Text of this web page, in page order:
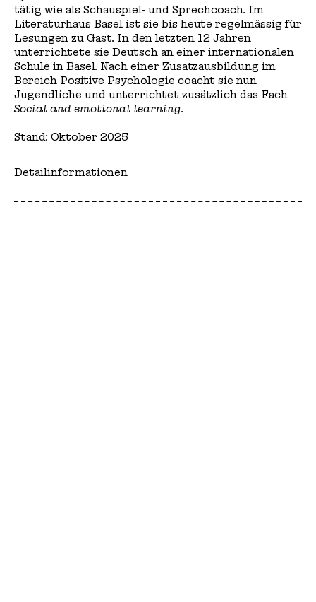
tätig wie als Schauspiel- und Sprechcoach. Im
Literaturhaus Basel ist sie bis heute regelmässig für
Lesungen zu Gast. In den letzten 12 Jahren
unterrichtete sie Deutsch an einer internationalen
Schule in Basel. Nach einer Zusatzausbildung im
Bereich Positive Psychologie coacht sie nun
Jugendliche und unterrichtet zusätzlich das Fach
Social and emotional learning.
Stand: Oktober 2025
Detailinformationen